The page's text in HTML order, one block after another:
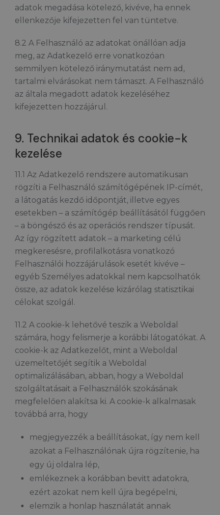
adatok megadása kötelező, kivéve, ha ennek
ellenkezője kifejezetten fel van tüntetve.
8.2 A Felhasználó az adatokat önállóan adja
meg, az Adatkezelő erre vonatkozóan
semmilyen kötelező iránymutatást nem ad,
tartalmi elvárásokat nem támaszt. A Felhasználó
az általa megadott adatok kezeléséhez
kifejezetten hozzájárul.
9. Technikai adatok és cookie-k
kezelése
11.1 Az Adatkezelő rendszere automatikusan
rögzíti a Felhasználó számítógépének IP-címét,
a látogatás kezdő időpontját, illetve egyes
esetekben – a számítógép beállításától függően
– a böngésző és az operációs rendszer típusát.
Az így rögzített adatok – a marketing célú
megkeresésre, profilalkotásra vonatkozó
Felhasználói hozzájárulások esetét kivéve –
egyéb Személyes adatokkal nem kapcsolhatók
össze, az adatok kezelése kizárólag statisztikai
célokat szolgál.
11.2 A cookie-k lehetővé teszik a Weboldal
számára, hogy felismerje a korábbi látogatókat. A
cookie-k az Adatkezelőt, mint a Weboldal
üzemeltetőjét segítik a Weboldal
optimalizálásában, abban, hogy a Weboldal
szolgáltatásait a Felhasználók szokásának
megfelelően alakítsa ki. A cookie-k alkalmasak
továbbá arra, hogy
megjegyezzék a beállításokat, így nem kell
azokat a Felhasználónak újra rögzítenie, ha
egy új oldalra lép,
emlékeznek a korábban bevitt adatokra,
ezért azokat nem kell újra begépelni,
elemzik a honlap használatát annak